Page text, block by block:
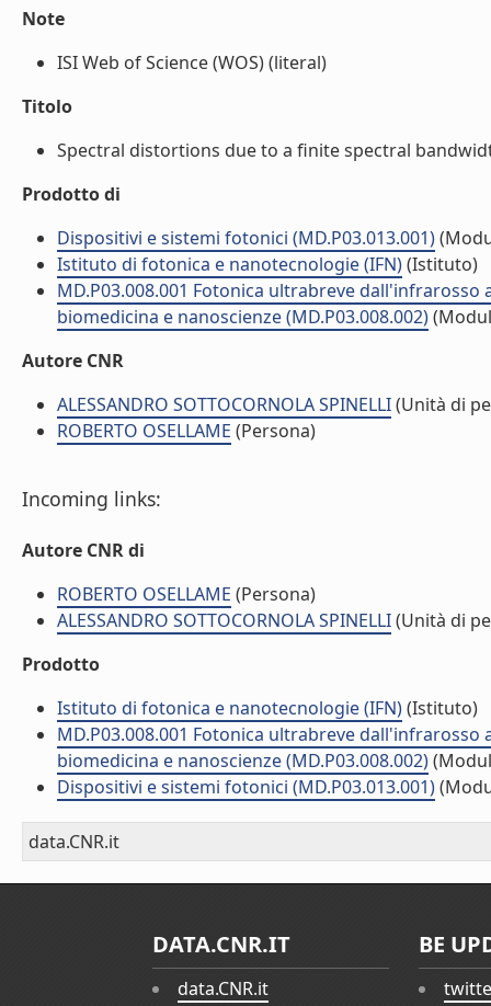
Note
ISI Web of Science (WOS) (literal)
Titolo
Spectral distortions due to a finite spectral
Prodotto di
Dispositivi e sistemi fotonici (MD.P03.013.001)
Istituto di fotonica e nanotecnologie (IFN)(Istituto)
MD.P03.008.001 Fotonica ultrabreve
biomedicina e nanoscienze (MD.P03.008.002)
Autore CNR
ALESSANDRO SOTTOCORNOLA SPINELLI(Unità di
ROBERTO OSELLAME (Persona)
Incoming links:
Autore CNR di
ROBERTO OSELLAME (Persona)
ALESSANDRO SOTTOCORNOLA SPINELLI(Unità di
Prodotto
Istituto di fotonica e nanotecnologie (IFN)(Istituto)
MD.P03.008.001 Fotonica ultrabreve
biomedicina e nanoscienze (MD.P03.008.002)
Dispositivi e sistemi fotonici (MD.P03.013.001)
data.CNR.it
DATA.CNR.IT
data.CNR.it
BE